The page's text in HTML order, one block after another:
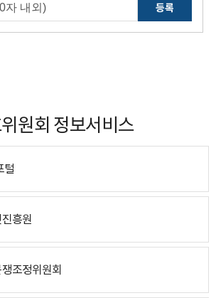
등록
원회 정보서비스
털
흥원
조정위원회